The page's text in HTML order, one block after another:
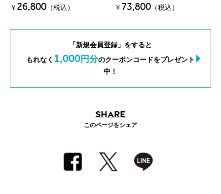
￥ 26,800 （税込） ￥ 73,800 （税込）
「新規会員登録」をすると
もれなく 1,000円分のクーポンコードをプレゼント
中！
SHARE
このページをシェア